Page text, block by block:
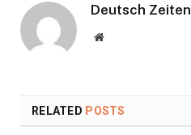
Deutsch Zeiten
Website
RELATED POSTS